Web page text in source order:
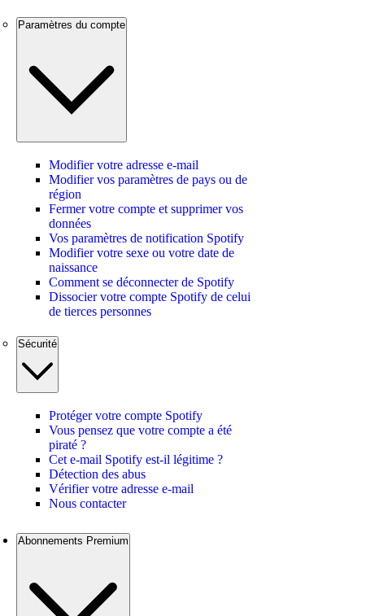
Paramètres du compte
Modifier votre adresse e-mail
Modifier vos paramètres de pays ou de
région
Fermer votre compte et supprimer vos
données
Vos paramètres de notification Spotify
Modifier votre sexe ou votre date de
naissance
Comment se déconnecter de Spotify
Dissocier votre compte Spotify de celui
de tierces personnes
Sécurité
Protéger votre compte Spotify
Vous pensez que votre compte a été
piraté ?
Cet e-mail Spotify est-il légitime ?
Détection des abus
Vérifier votre adresse e-mail
Nous contacter
Abonnements Premium